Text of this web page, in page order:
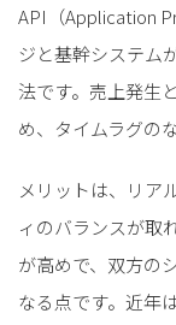
API（Application
ジと基幹システム
法です。売上発生
め、タイムラグの
メリットは、リア
ィのバランスが取
が高めで、双方の
なる点です。近年
for
資
for